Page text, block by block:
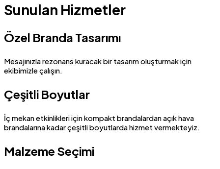
Sunulan Hizmetler
Özel Branda Tasarımı
Mesajınızla rezonans kuracak bir tasarım oluşturmak için
ekibimizle çalışın.
Çeşitli Boyutlar
İç mekan etkinlikleri için kompakt brandalardan açık hava
brandalarına kadar çeşitli boyutlarda hizmet vermekteyiz.
Malzeme Seçimi